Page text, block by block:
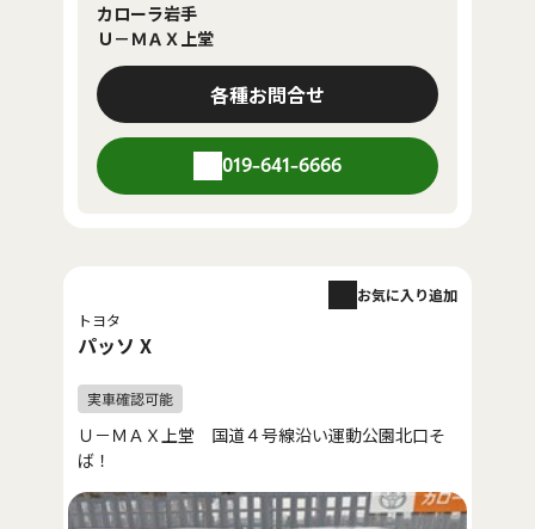
カローラ岩手
Ｕ－ＭＡＸ上堂
各種お問合せ
019-641-6666
トヨタ
パッソ X
お気に入り追加
Ｕ－ＭＡＸ上堂 国道４号線沿い運動公園北口そ
ば！